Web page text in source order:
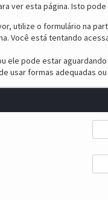
ver esta página. Isto
utilize o formulário na
Você está tentando
ele pode estar
usar formas adequadas ou